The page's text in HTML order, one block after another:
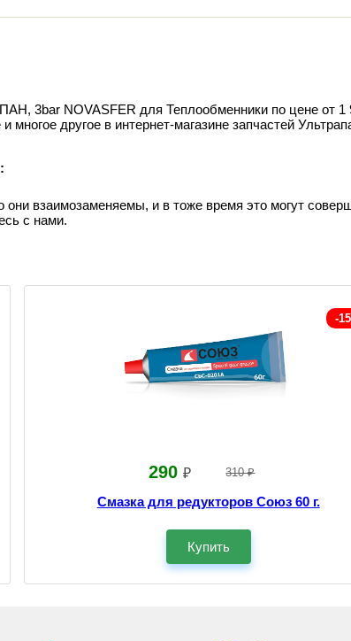
NOVASFER для Теплообменники по цене от 1
другое в интернет-магазине запчастей
они взаимозаменяемы, и в тоже время это могут
с нами.
-
290 ₽ 310 ₽
Смазка для редукторов Союз 60 г.
Купить